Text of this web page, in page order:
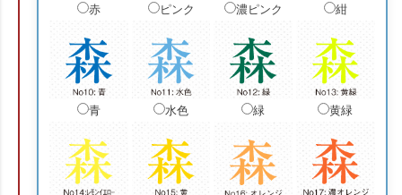
赤 ピンク 濃ピンク 紺
青 水色 緑 黄緑